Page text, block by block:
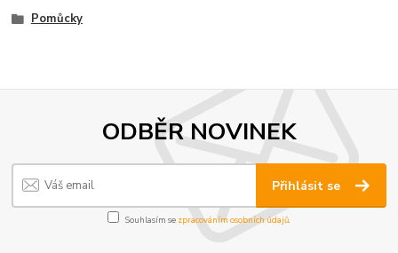
Pomůcky
ODBĚR NOVINEK
Přihlásit se
Souhlasím se zpracováním osobních údajů.